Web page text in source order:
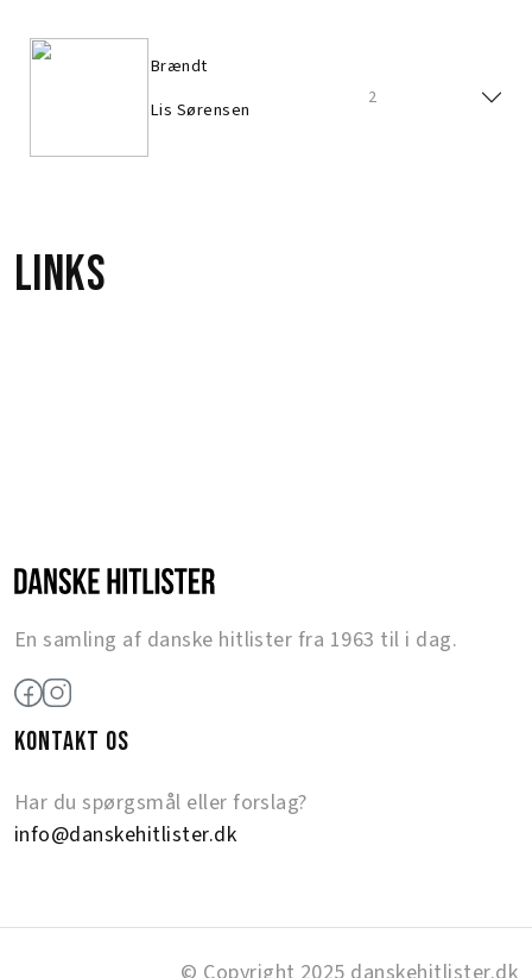
Brændt
Lis Sørensen
2
Links
En samling af danske hitlister fra 1963 til i dag.
KONTAKT OS
Har du spørgsmål eller forslag?
info@danskehitlister.dk